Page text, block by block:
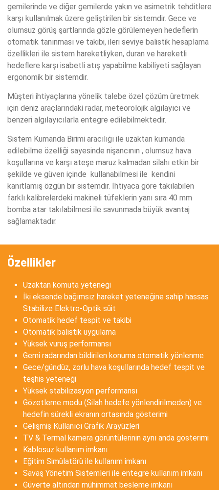
gemilerinde ve diğer gemilerde yakın ve asimetrik tehditlere
karşı kullanılmak üzere geliştirilen bir sistemdir. Gece ve
olumsuz görüş şartlarında gözle görülemeyen hedeflerin
otomatik tanınması ve takibi, ileri seviye balistik hesaplama
özellikleri ile sistem hareketliyken, duran ve hareketli
hedeflere karşı isabetli atış yapabilme kabiliyeti sağlayan
ergonomik bir sistemdir.
Müşteri ihtiyaçlarına yönelik talebe özel çözüm üretmek
için deniz araçlarındaki radar, meteorolojik algılayıcı ve
benzeri algılayıcılarla entegre edilebilmektedir.
Sistem Kumanda Birimi aracılığı ile uzaktan kumanda
edilebilme özelliği sayesinde nişancının , olumsuz hava
koşullarına ve karşı ateşe maruz kalmadan silahı etkin bir
şekilde ve güven içinde kullanabilmesi ile kendini
kanıtlamış özgün bir sistemdir. İhtiyaca göre takılabilen
farklı kalibrelerdeki makineli tüfeklerin yanı sıra 40 mm
bomba atar takılabilmesi ile savunmada büyük avantaj
sağlamaktadır.
Özellikler
Uzaktan komuta yeteneği
İki eksende bağımsız hareket yeteneğine sahip hassas
Stabilize Elektro-Optik süit
Otomatik hedef tespit ve takibi
Otomatik balistik uygulama
Yüksek vuruş performansı
Gemi radarından bildirilen konuma otomatik yönlenme
Gece/gündüz, zorlu hava koşullarında hedef tespit ve
teşhis yeteneği
Yüksek stabilizasyon performansı
Gözetleme modu (Silah hedefe yönlendirilmeden) ve
hedefin sürekli ekranın ortasında gösterimi
Gelişmiş Kullanıcı Grafik Arayüzleri
TV & Termal kamera görüntülerinin aynı anda gösterimi
Kablosuz kullanım imkanı
Eğitim Simülatörü ile kullanım imkanı
Savaş Yönetim Sistemleri ile entegre kullanım imkanı
Güverte altından mühimmat besleme imkanı